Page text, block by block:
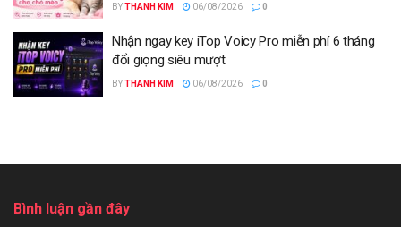
BYTHANH KIM 06/08/2026 0
Nhận ngay key iTop Voicy Pro miễn phí 6 tháng
đổi giọng siêu mượt
BYTHANH KIM 06/08/2026 0
Bình luận gần đây